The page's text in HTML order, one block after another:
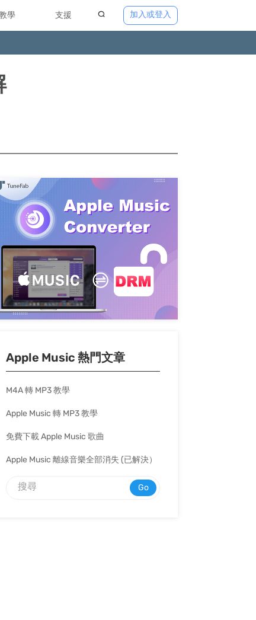
學 支援 加入或登入
Apple Music 熱門文章
M4A 轉 MP3 教學
Apple Music 轉 MP3 教學
免費下載 Apple Music 歌曲
Apple Music 離線音樂全部消失 (已解決）
Go